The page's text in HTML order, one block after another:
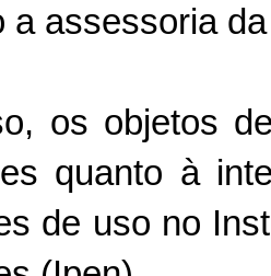
a assessoria
os objetos
quanto à
de uso no